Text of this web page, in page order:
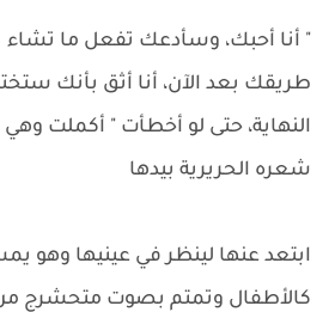
" أنا أحبك، وسأدعك تفعل ما تشاء
طريقك بعد الآن، أنا أثق بأنك
النهاية، حتى لو أخطأت " أكملت
شعره الحريرية بيدها
ابتعد عنها لينظر في عينيها وهو
كالأطفال وتمتم بصوت متحشرج من